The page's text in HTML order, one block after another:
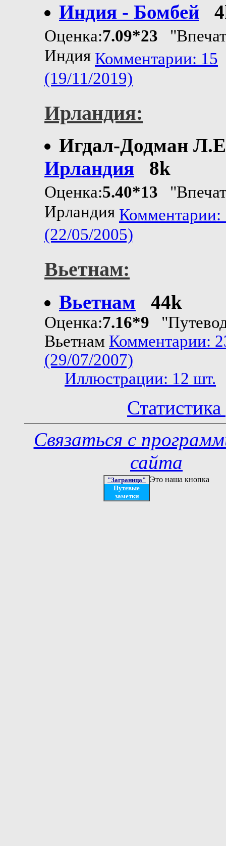
Индия - Бомбей
Оценка:7.09*23
Индия Комментарии: 15
(19/11/2019)
Ирландия:
Игдал-Додман
Ирландия
8k
Оценка:5.40*13
Ирландия Комментарии:
(22/05/2005)
Вьетнам:
Вьетнам 44k
Оценка:7.16*9
Вьетнам Комментарии:
(29/07/2007)
Иллюстрации: 12 шт.
Статистика
Связаться с
сайта
"Заграница"
Путевые
заметки
Это наша кнопка